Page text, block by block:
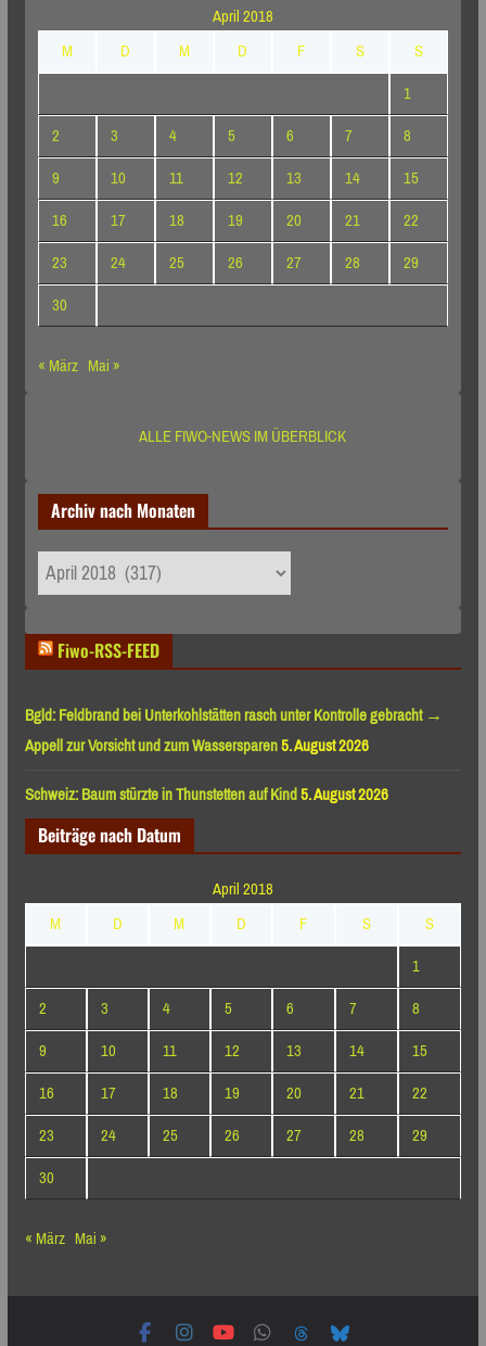
April 2018
M
D M D F S
S
1
2
3 4 5 6 7
8
9
10 11 12 13 14
15
16
17 18 19 20 21
22
23
24 25 26 27 28
29
30
« März Mai »
ALLE FIWO-NEWS IM ÜBERBLICK
Archiv nach Monaten
Archiv
nach
Fiwo-RSS-FEED
Bgld: Feldbrand bei Unterkohlstätten rasch unter Kontrolle gebracht →
Appell zur Vorsicht und zum Wassersparen5. August 2026
Schweiz: Baum stürzte in Thunstetten auf Kind5. August 2026
Beiträge nach Datum
April 2018
M
D M D F S
S
1
2
3 4 5 6 7
8
9
10 11 12 13 14
15
16
17 18 19 20 21
22
23
24 25 26 27 28
29
30
« März Mai »